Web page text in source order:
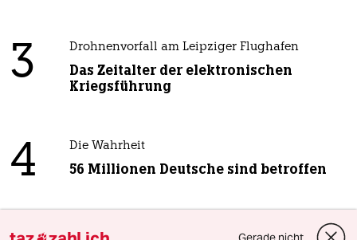
3 Drohnenvorfall am Leipziger Flughafen
Das Zeitalter der elektronischen
Kriegsführung
4 Die Wahrheit
56 Millionen Deutsche sind betroffen
Über die geschlechtergerechte Stadt